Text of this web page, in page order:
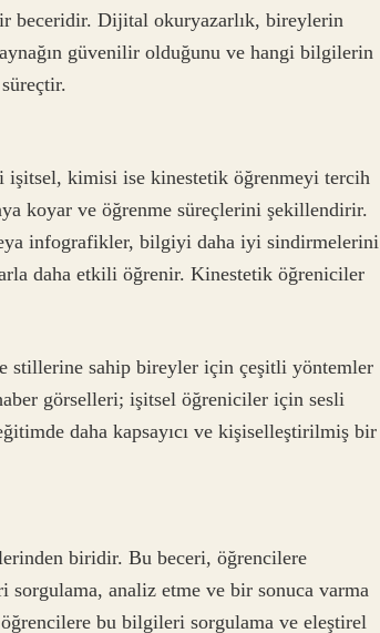
beceridir. Dijital okuryazarlık, bireylerin
güvenilir olduğunu ve hangi bilgilerin
kimisi ise kinestetik öğrenmeyi tercih
koyar ve öğrenme süreçlerini şekillendirir.
infografikler, bilgiyi daha iyi sindirmelerini
daha etkili öğrenir. Kinestetik öğreniciler
stillerine sahip bireyler için çeşitli yöntemler
görselleri; işitsel öğreniciler için sesli
daha kapsayıcı ve kişiselleştirilmiş bir
biridir. Bu beceri, öğrencilere
analiz etme ve bir sonuca varma
bu bilgileri sorgulama ve eleştirel